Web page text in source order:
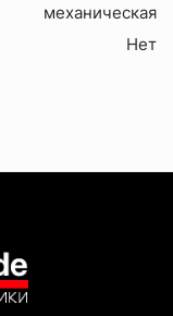
механическая
Нет